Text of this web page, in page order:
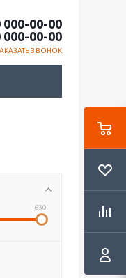
000-00-00
000-00-00
ЗВОНОК
630